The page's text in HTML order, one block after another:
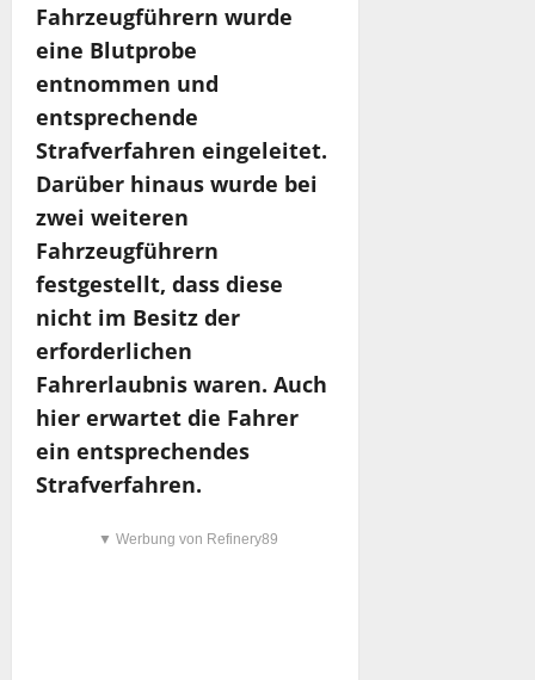
Fahrzeugführern wurde
eine Blutprobe
entnommen und
entsprechende
Strafverfahren eingeleitet.
Darüber hinaus wurde bei
zwei weiteren
Fahrzeugführern
festgestellt, dass diese
nicht im Besitz der
erforderlichen
Fahrerlaubnis waren. Auch
hier erwartet die Fahrer
ein entsprechendes
Strafverfahren.
▼ Werbung von Refinery89